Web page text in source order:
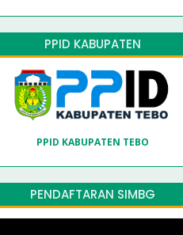
PPID KABUPATEN
PPID KABUPATEN TEBO
PENDAFTARAN SIMBG